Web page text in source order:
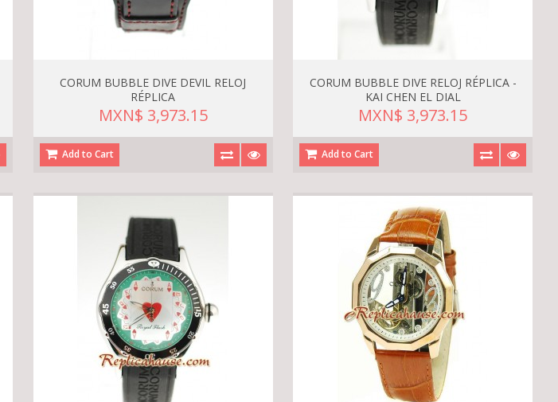
CORUM BUBBLE DIVE DEVIL RELOJ
RÉPLICA
MXN$ 3,973.15
Add to Cart
CORUM BUBBLE DIVE RELOJ RÉPLICA -
KAI CHEN EL DIAL
MXN$ 3,973.15
Add to Cart